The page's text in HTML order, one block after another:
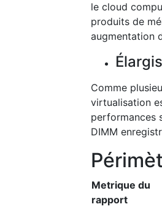
le cloud
produits de
augmentation
Comme
virtualisation
performances
DIMM
Metrique du
rapport